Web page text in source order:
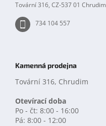
Tovární 316, CZ-537 01 Chrudim
734 104 557
Kamenná prodejna
Tovární 316, Chrudim
Otevírací doba
Po - čt: 8:00 - 16:00
Pá: 8:00 - 12:00